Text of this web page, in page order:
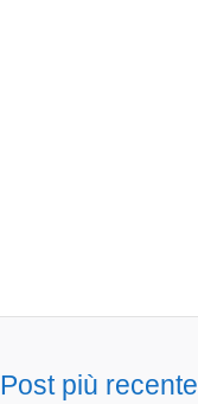
Post più recente